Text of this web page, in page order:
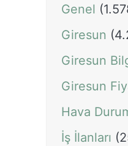
Genel
Giresun
Giresun
Giresun
Hava
İş İlanları